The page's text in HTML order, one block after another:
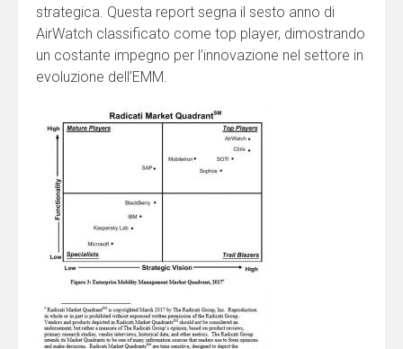
Deseleziona questa casella nel caso in cui
preferisci NON ricevere messaggi inerenti a nostri
nuovi prodotti o aggiornamenti dei nostri prodotti.
Nessun altro uso verrà fatto dei tuoi dati che non
verranno resi disponibili a terze parti.
strategica. Questa report segna il sesto anno di
AirWatch classificato come top player, dimostrando
un costante impegno per l’innovazione nel settore in
evoluzione dell’EMM.